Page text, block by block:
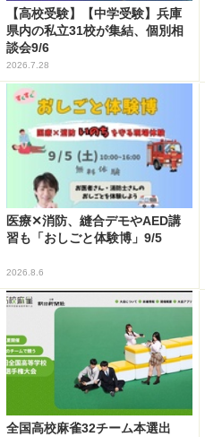
【高校受験】【中学受験】兵庫
県内の私立31校が集結、個別相
談会9/6
2026.7.28
医療✕消防、縫合デモやAED講
習も「おしごと体験博」9/5
2026.8.6
全国高校麻雀32チーム本選出